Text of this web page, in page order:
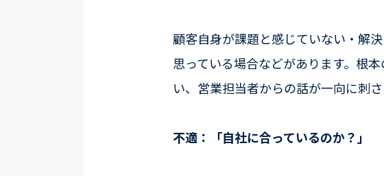
顧客自身が課題と感じていない・解
思っている場合などがあります。根
い、営業担当者からの話が一向に刺さ
不適：「自社に合っているのか？」